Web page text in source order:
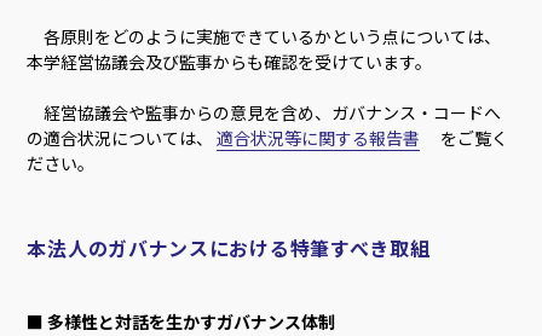
各原則をどのように実施できているかという点については、
本学経営協議会及び監事からも確認を受けています。
経営協議会や監事からの意見を含め、ガバナンス・コードへ
の適合状況については、適合状況等に関する報告書 をご覧く
ださい。
本法人のガバナンスにおける特筆すべき取組
■ 多様性と対話を生かすガバナンス体制